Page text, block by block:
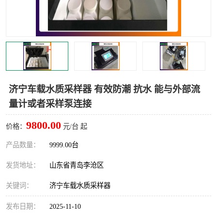
济宁车载水质采样器 有效防潮 抗水 能与外部流
量计或者采样泵连接
价格： 9800.00 元/台 起
产品数量： 9999.00台
发货地址： 山东省青岛李沧区
关键词： 济宁车载水质采样器
发布日期： 2025-11-10
LB-4200高锰酸盐指数仪 LB-62便携式烟气分析仪
烟尘烟气设备 大气采样器
粉尘设备
新宇宙仪器
烟尘净化器